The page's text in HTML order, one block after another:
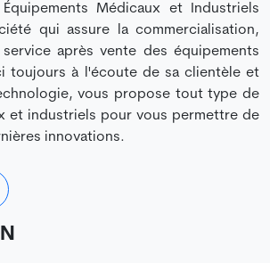
Médicaux et Industriels
qui assure la commercialisation,
après vente des équipements
toujours à l'écoute de sa clientèle et
vous propose tout type de
et industriels pour vous permettre de
innovations.